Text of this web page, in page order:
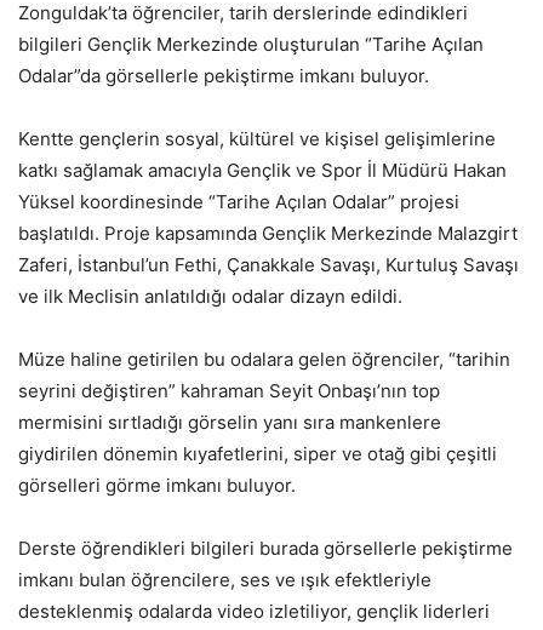
Zonguldak’ta öğrenciler, tarih derslerinde edindikleri
bilgileri Gençlik Merkezinde oluşturulan “Tarihe Açılan
Odalar”da görsellerle pekiştirme imkanı buluyor.
Kentte gençlerin sosyal, kültürel ve kişisel gelişimlerine
katkı sağlamak amacıyla Gençlik ve Spor İl Müdürü Hakan
Yüksel koordinesinde “Tarihe Açılan Odalar” projesi
başlatıldı. Proje kapsamında Gençlik Merkezinde Malazgirt
Zaferi, İstanbul’un Fethi, Çanakkale Savaşı, Kurtuluş Savaşı
ve ilk Meclisin anlatıldığı odalar dizayn edildi.
Müze haline getirilen bu odalara gelen öğrenciler, “tarihin
seyrini değiştiren” kahraman Seyit Onbaşı’nın top
mermisini sırtladığı görselin yanı sıra mankenlere
giydirilen dönemin kıyafetlerini, siper ve otağ gibi çeşitli
görselleri görme imkanı buluyor.
Derste öğrendikleri bilgileri burada görsellerle pekiştirme
imkanı bulan öğrencilere, ses ve ışık efektleriyle
desteklenmiş odalarda video izletiliyor, gençlik liderleri